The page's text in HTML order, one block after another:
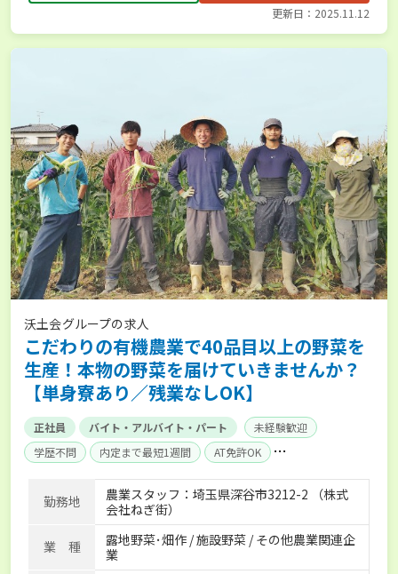
更新日：2025.11.12
沃土会グループの求人
こだわりの有機農業で40品目以上の野菜を
生産！本物の野菜を届けていきませんか？
【単身寮あり／残業なしOK】
正社員 バイト・アルバイト・パート
未経験歓迎
学歴不問
内定まで最短1週間
AT免許OK
残業月20時間以内
独立支援可能
社会保険完備
単身寮あり
勤務地
農業スタッフ：埼玉県深谷市3212-2 （株式
会社ねぎ街）
業 種
露地野菜･畑作 / 施設野菜 / その他農業関連企
業